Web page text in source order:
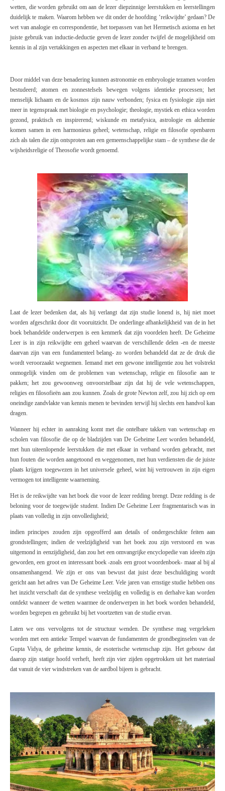
wetten, die worden gebruikt om aan de lezer diepzinnige leerstukken en leerstellingen
duidelijk te maken. Waarom hebben we dit onder de hoofding ‘reikwijdte’ gedaan? De
wet van analogie en correspondentie, het toepassen van het Hermetisch axioma en het
juiste gebruik van inductie-deductie geven de lezer zonder twijfel de mogelijkheid om
kennis in al zijn vertakkingen en aspecten met elkaar in verband te brengen.
Door middel van deze benadering kunnen astronomie en embryologie tezamen worden
bestudeerd; atomen en zonnestelsels bewegen volgens identieke processen; het
menselijk lichaam en de kosmos zijn nauw verbonden; fysica en fysiologie zijn niet
meer in tegenspraak met biologie en psychologie; theologie, mystiek en ethica worden
gezond, praktisch en inspirerend; wiskunde en metafysica, astrologie en alchemie
komen samen in een harmonieus geheel; wetenschap, religie en filosofie openbaren
zich als talen die zijn ontsproten aan een gemeenschappelijke stam – de synthese die de
wijsheidsreligie of Theosofie wordt genoemd.
Laat de lezer bedenken dat, als hij verlangt dat zijn studie lonend is, hij niet moet
worden afgeschrikt door dit vooruitzicht. De onderlinge afhankelijkheid van de in het
boek behandelde onderwerpen is een kenmerk dat zijn voordelen heeft. De Geheime
Leer is in zijn reikwijdte een geheel waarvan de verschillende delen -en de meeste
daarvan zijn van een fundamenteel belang- zo worden behandeld dat ze de druk die
wordt veroorzaakt wegnemen. Iemand met een gewone intelligentie zou het volstrekt
onmogelijk vinden om de problemen van wetenschap, religie en filosofie aan te
pakken; het zou gewoonweg onvoorstelbaar zijn dat hij de vele wetenschappen,
religies en filosofieën aan zou kunnen. Zoals de grote Newton zelf, zou hij zich op een
oneindige zandvlakte van kennis menen te bevinden terwijl hij slechts een handvol kan
dragen.
Wanneer hij echter in aanraking komt met die ontelbare takken van wetenschap en
scholen van filosofie die op de bladzijden vanDe Geheime Leerworden behandeld,
met hun uiteenlopende leerstukken die met elkaar in verband worden gebracht, met
hun fouten die worden aangetoond en weggenomen, met hun verdiensten die de juiste
plaats krijgen toegewezen in het universele geheel, wint hij vertrouwen in zijn eigen
vermogen tot intelligente waarneming.
Het is de reikwijdte van het boek die voor de lezer redding brengt. Deze redding is de
beloning voor de toegewijde student. IndienDe Geheime Leerfragmentarisch was in
plaats van volledig in zijn onvolledigheid;
indien principes zouden zijn opgeofferd aan details of ondergeschikte feiten aan
grondstellingen; indien de veelzijdigheid van het boek zou zijn verstoord en was
uitgemond in eenzijdigheid, dan zou het een omvangrijke encyclopedie van ideeën zijn
geworden, een groot en interessant boek -zoals een groot woordenboek- maar al bij al
onsamenhangend. We zijn er ons van bewust dat juist deze beschuldiging wordt
gericht aan het adres vanDe Geheime Leer. Vele jaren van ernstige studie hebben ons
het inzicht verschaft dat de synthese veelzijdig en volledig is en derhalve kan worden
ontdekt wanneer de wetten waarmee de onderwerpen in het boek worden behandeld,
worden begrepen en gebruikt bij het voortzetten van de studie ervan.
Laten we ons vervolgens tot de structuur wenden. De synthese mag vergeleken
worden met een antieke Tempel waarvan de fundamenten de grondbeginselen van de
Gupta Vidya, de geheime kennis, de esoterische wetenschap zijn. Het gebouw dat
daarop zijn statige hoofd verheft, heeft zijn vier zijden opgetrokken uit het materiaal
dat vanuit de vier windstreken van de aardbol bijeen is gebracht.